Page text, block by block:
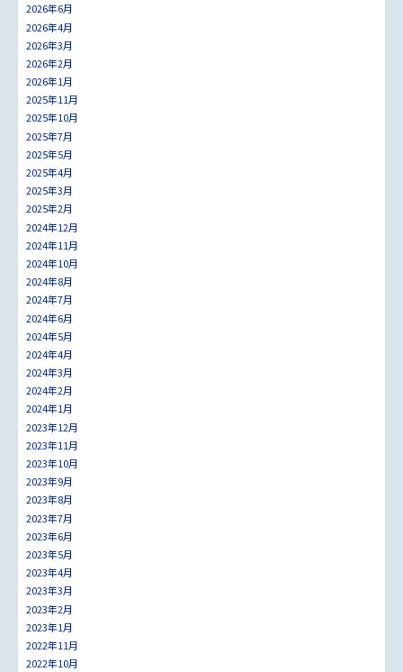
2026年6月
2026年4月
2026年3月
2026年2月
2026年1月
2025年11月
2025年10月
2025年7月
2025年5月
2025年4月
2025年3月
2025年2月
2024年12月
2024年11月
2024年10月
2024年8月
2024年7月
2024年6月
2024年5月
2024年4月
2024年3月
2024年2月
2024年1月
2023年12月
2023年11月
2023年10月
2023年9月
2023年8月
2023年7月
2023年6月
2023年5月
2023年4月
2023年3月
2023年2月
2023年1月
2022年11月
2022年10月